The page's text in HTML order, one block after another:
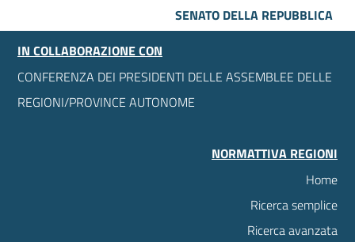
SENATO DELLA REPUBBLICA
IN COLLABORAZIONE CON
CONFERENZA DEI PRESIDENTI DELLE ASSEMBLEE DELLE
REGIONI/PROVINCE AUTONOME
NORMATTIVA REGIONI
Home
Ricerca semplice
Ricerca avanzata